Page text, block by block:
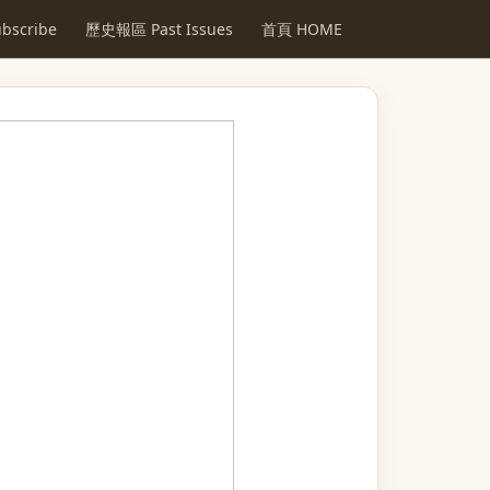
歷史報區 Past Issues 首頁 HOME